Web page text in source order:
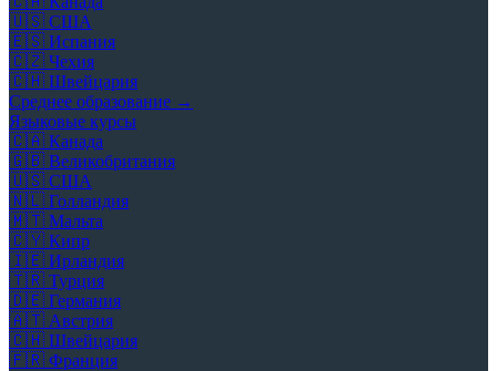
🇺🇸 США
🇪🇸 Испания
🇨🇿 Чехия
🇨🇭 Швейцария
Среднее образование →
Языковые курсы
🇨🇦 Канада
🇬🇧 Великобритания
🇺🇸 США
🇳🇱 Голландия
🇲🇹 Мальта
🇨🇾 Кипр
🇮🇪 Ирландия
🇹🇷 Турция
🇩🇪 Германия
🇦🇹 Австрия
🇨🇭 Швейцария
🇫🇷 Франция